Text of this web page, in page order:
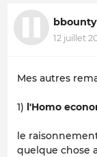
bbounty
12 juillet
Mes autres
1) l'Homo
le
quelque chose